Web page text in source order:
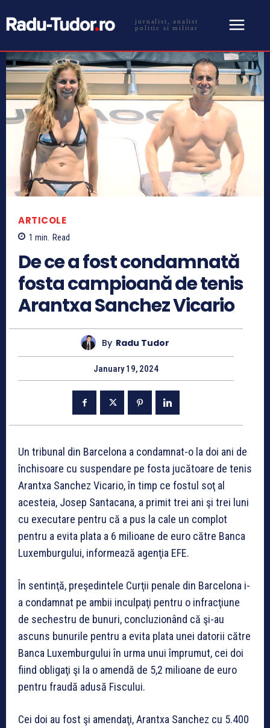
jurnalist, analist
politic si militar
ARTICOLE
1 min. Read
De ce a fost condamnată
fosta campioană de tenis
Arantxa Sanchez Vicario
By Radu Tudor
January 19, 2024
Un tribunal din Barcelona a condamnat-o la doi ani de
închisoare cu suspendare pe fosta jucătoare de tenis
Arantxa Sanchez Vicario, în timp ce fostul soţ al
acesteia, Josep Santacana, a primit trei ani şi trei luni
cu executare pentru că a pus la cale un complot
pentru a evita plata a 6 milioane de euro către Banca
Luxemburgului, informează agenţia EFE.
În sentinţă, preşedintele Curţii penale din Barcelona i-
a condamnat pe ambii inculpaţi pentru o infracţiune
de sechestru de bunuri, concluzionând că şi-au
ascuns bunurile pentru a evita plata unei datorii către
Banca Luxemburgului în urma unui împrumut, cei doi
fiind obligaţi şi la o amendă de 5,2 milioane de euro
pentru fraudă adusă Fiscului.
Cei doi au fost şi amendaţi, Arantxa Sanchez cu 5.400